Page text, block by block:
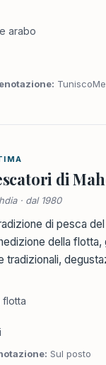
arabo
di
· dal 1980
di pesca
della flotta,
tradizionali,
flotta
Sul posto